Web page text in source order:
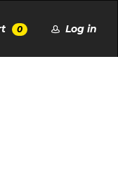
0 Log in